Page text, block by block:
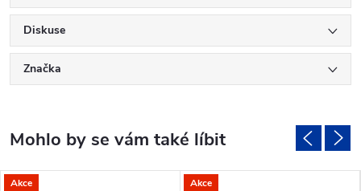
Diskuse
Značka
Akce Akce